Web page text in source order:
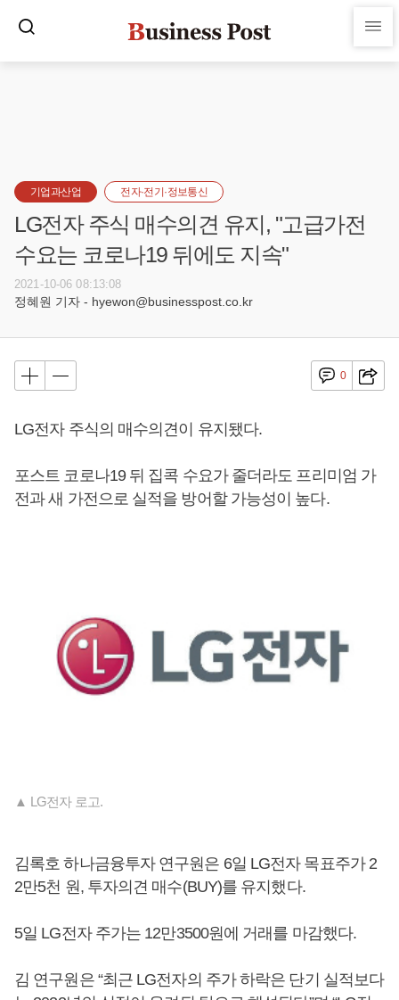
기업과산업 전자·전기·정보통신
LG전자 주식 매수의견 유지, "고급가전
수요는 코로나19 뒤에도 지속"
2021-10-06 08:13:08
정혜원 기자 - hyewon@businesspost.co.kr
0
LG전자 주식의 매수의견이 유지됐다.
포스트 코로나19 뒤 집콕 수요가 줄더라도 프리미엄 가
전과 새 가전으로 실적을 방어할 가능성이 높다.
▲ LG전자 로고.
김록호 하나금융투자 연구원은 6일 LG전자 목표주가 2
2만5천 원, 투자의견 매수(BUY)를 유지했다.
5일 LG전자 주가는 12만3500원에 거래를 마감했다.
김 연구원은 “최근 LG전자의 주가 하락은 단기 실적보다